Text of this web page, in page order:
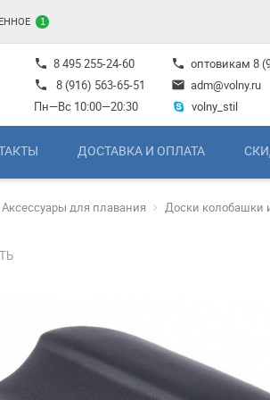
1
phone 8 495 255-24-60
phone
8 (916) 563-65-51
Пн—Вс 10:00—20:30
phone оптовикам 8
mail adm@volny.ru
volny_stil
ДОСТАВКА И ОПЛАТА
Аксессуары для плавания Доски колобашки